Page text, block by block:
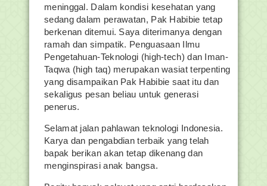
meninggal. Dalam kondisi kesehatan yang
sedang dalam perawatan, Pak Habibie tetap
berkenan ditemui. Saya diterimanya dengan
ramah dan simpatik. Penguasaan Ilmu
Pengetahuan-Teknologi (high-tech) dan Iman-
Taqwa (high taq) merupakan wasiat terpenting
yang disampaikan Pak Habibie saat itu dan
sekaligus pesan beliau untuk generasi
penerus.
Selamat jalan pahlawan teknologi Indonesia.
Karya dan pengabdian terbaik yang telah
bapak berikan akan tetap dikenang dan
menginspirasi anak bangsa.